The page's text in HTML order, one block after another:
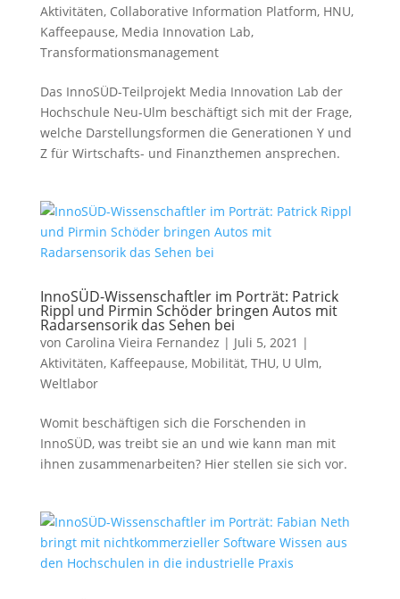
Aktivitäten, Collaborative Information Platform, HNU,
Kaffeepause, Media Innovation Lab,
Transformationsmanagement
Das InnoSÜD-Teilprojekt Media Innovation Lab der
Hochschule Neu-Ulm beschäftigt sich mit der Frage,
welche Darstellungsformen die Generationen Y und
Z für Wirtschafts- und Finanzthemen ansprechen.
InnoSÜD-Wissenschaftler im Porträt: Patrick
Rippl und Pirmin Schöder bringen Autos mit
Radarsensorik das Sehen bei
von Carolina Vieira Fernandez | Juli 5, 2021 |
Aktivitäten, Kaffeepause, Mobilität, THU, U Ulm,
Weltlabor
Womit beschäftigen sich die Forschenden in
InnoSÜD, was treibt sie an und wie kann man mit
ihnen zusammenarbeiten? Hier stellen sie sich vor.